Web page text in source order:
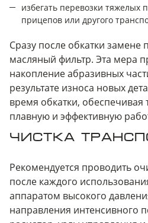
избегать перевозки тяжелых
прицепов или другого
Сразу после обкатки замене
масляный фильтр. Эта мера
накопление абразивных
результате износа новых
время обкатки,
плавную и эффективную
ЧИСТКА
Рекомендуется проводить
после каждого
аппаратом высокого
направления интенсивного